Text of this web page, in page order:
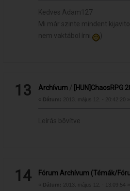
Kedves Adam127
Mi már szinte mindent
nem vaktábol írni
)
13 Archívum / [HUN]ChaosRPG
« Dátum: 2013. május 12. - 20:42:20 »
Leírás bõvítve.
14 Fórum Archívum (Témák/
« Dátum: 2013. május 12. - 13:09:54 »